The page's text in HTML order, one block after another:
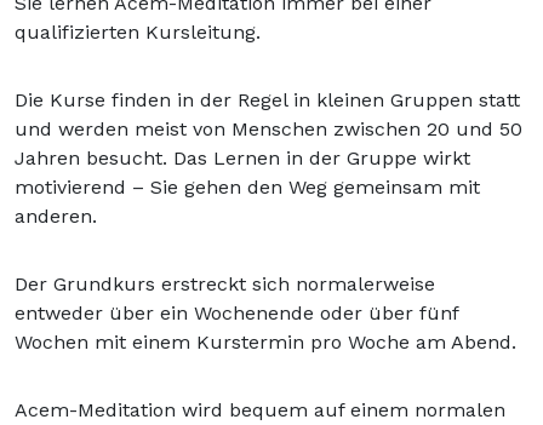
qualifizierten Kursleitung.
Die Kurse finden in der Regel in kleinen Gruppen statt
und werden meist von Menschen zwischen 20 und 50
Jahren besucht. Das Lernen in der Gruppe wirkt
motivierend – Sie gehen den Weg gemeinsam mit
anderen.
Der Grundkurs erstreckt sich normalerweise
entweder über ein Wochenende oder über fünf
Wochen mit einem Kurstermin pro Woche am Abend.
Acem-Meditation wird bequem auf einem normalen